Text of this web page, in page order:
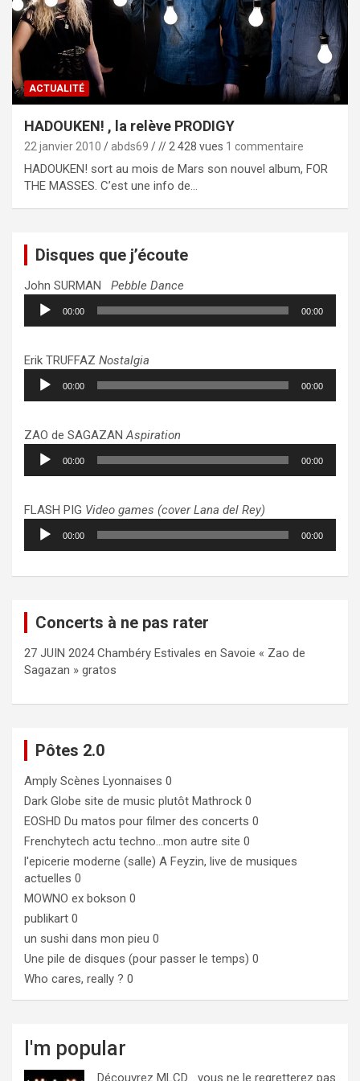
ACTUALITÉ
HADOUKEN! , la relève PRODIGY
22 janvier 2010 abds69 // 2 428 vues 1 commentaire
HADOUKEN! sort au mois de Mars son nouvel album, FOR
THE MASSES. C’est une info de…
Disques que j’écoute
John SURMAN Pebble Dance
Lecteur
audio
00:00 00:00
Erik TRUFFAZ Nostalgia
Lecteur
audio
00:00 00:00
ZAO de SAGAZANAspiration
Lecteur
audio
00:00 00:00
FLASH PIG Video games (cover Lana del Rey)
Lecteur
audio
00:00 00:00
Concerts à ne pas rater
27 JUIN 2024 Chambéry Estivales en Savoie « Zao de
Sagazan » gratos
Pôtes 2.0
Amply Scènes Lyonnaises 0
Dark Globe site de music plutôt Mathrock 0
EOSHD Du matos pour filmer des concerts 0
Frenchytech actu techno…mon autre site 0
l'epicerie moderne (salle) A Feyzin, live de musiques
actuelles 0
MOWNO ex bokson 0
publikart 0
un sushi dans mon pieu 0
Une pile de disques (pour passer le temps) 0
Who cares, really ? 0
I'm popular
Découvrez MLCD… vous ne le regretterez pas